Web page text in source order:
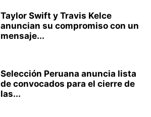
Taylor Swift y Travis Kelce
anuncian su compromiso con un
mensaje...
Selección Peruana anuncia lista
de convocados para el cierre de
las...